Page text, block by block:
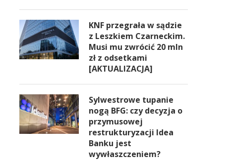
KNF przegrała w sądzie
z Leszkiem Czarneckim.
Musi mu zwrócić 20 mln
zł z odsetkami
[AKTUALIZACJA]
Sylwestrowe tupanie
nogą BFG: czy decyzja o
przymusowej
restrukturyzacji Idea
Banku jest
wywłaszczeniem?